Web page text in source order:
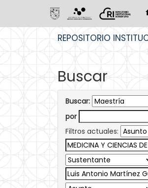
REPOSITORIO
Buscar
Buscar:
por
Filtros actuales: